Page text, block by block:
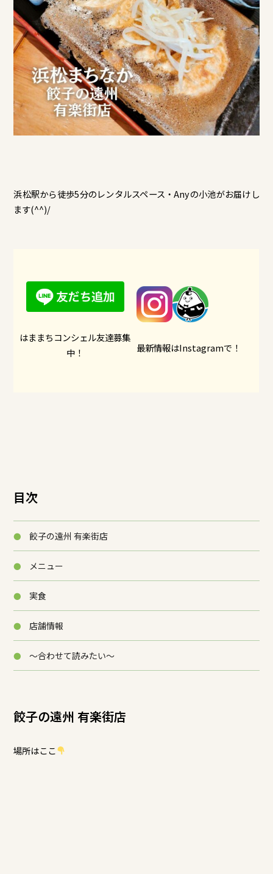
浜松駅から徒歩5分のレンタルスペース・Anyの小池がお届けし
ます(^^)/
はままちコンシェル友達募集
中！
最新情報はInstagramで！
目次
餃子の遠州 有楽街店
メニュー
実食
店舗情報
～合わせて読みたい～
餃子の遠州 有楽街店
場所はここ